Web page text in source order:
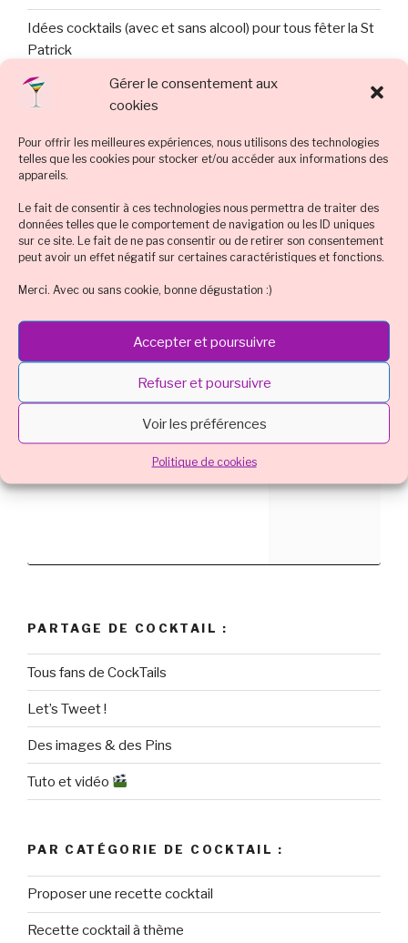
Gérer le consentement aux
cookies
Pour offrir les meilleures expériences, nous utilisons des technologies
telles que les cookies pour stocker et/ou accéder aux informations des
appareils.
Le fait de consentir à ces technologies nous permettra de traiter des
données telles que le comportement de navigation ou les ID uniques
sur ce site. Le fait de ne pas consentir ou de retirer son consentement
peut avoir un effet négatif sur certaines caractéristiques et fonctions.
Merci. Avec ou sans cookie, bonne dégustation :)
Accepter et poursuivre
Refuser et poursuivre
Voir les préférences
Politique de cookies
Idées cocktails (avec et sans alcool) pour tous fêter la St
Patrick
Givrer un verre à cocktail : vos questions, nos astuces !
déco flippantes
Recette : le Cocktail Crépuscule en Dégradé d’Halloween
Cocktail de rentrée revitalisante sans alcool
ACTU LIVE
Cliquez pour accepter les cookies
marketing et activer ce contenu
PARTAGE DE COCKTAIL :
Tous fans de CockTails
Let’s Tweet !
Des images & des Pins
Tuto et vidéo
PAR CATÉGORIE DE COCKTAIL :
Proposer une recette cocktail
Recette cocktail à thème